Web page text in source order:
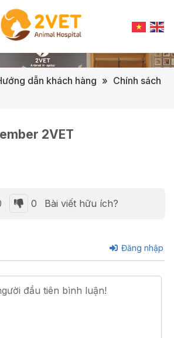
dẫn khách hàng » Chính sách
2VET
0 Bài viết hữu ích?
Đăng nhập